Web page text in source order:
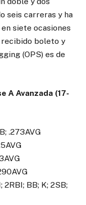
seis carreras y ha
siete ocasiones
recibido boleto y
(OPS) es de
A Avanzada (17-
.273AVG
2RBI; BB; K; 2SB;